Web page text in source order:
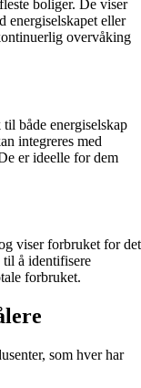
boliger. De viser
energiselskapet eller
overvåking
til både energiselskap
integreres med
er ideelle for dem
viser forbruket for det
til å identifisere
forbruket.
som hver har